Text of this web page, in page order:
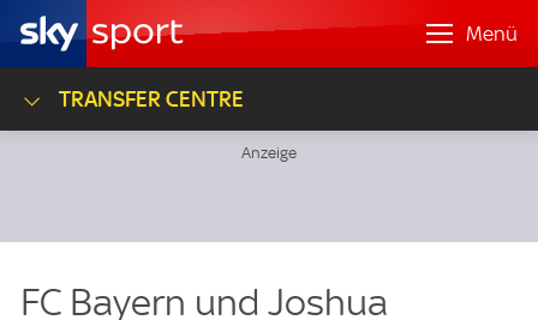
Menü
TRANSFER CENTRE
FC Bayern und Joshua